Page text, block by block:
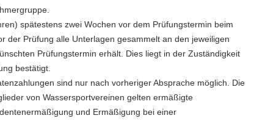
spätestens zwei Wochen vor dem Prüfungstermin beim
der Prüfung alle Unterlagen gesammelt an den jeweiligen
Prüfungstermin erhält. Dies liegt in der Zuständigkeit
bestätigt.
sind nur nach vorheriger Absprache möglich. Die
von Wassersportvereinen gelten ermäßigte
und Ermäßigung bei einer